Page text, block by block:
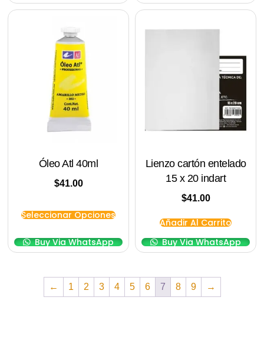
Óleo Atl 40ml
$41.00
Seleccionar Opciones
Buy Via WhatsApp
Lienzo cartón entelado
15 x 20 indart
$41.00
Añadir Al Carrito
Buy Via WhatsApp
← 1 2 3 4 5 6 7 8 9 →